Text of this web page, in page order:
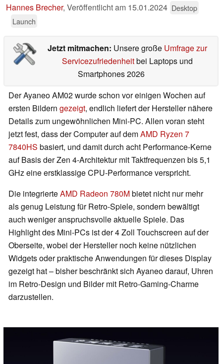
Hannes Brecher, Veröffentlicht am 15.01.2024 Desktop
Launch
Jetzt mitmachen: Unsere große Umfrage zur
Servicezufriedenheitbei Laptops und
Smartphones 2026
Der Ayaneo AM02 wurde schon vor einigen Wochen auf
ersten Bildern gezeigt, endlich liefert der Hersteller nähere
Details zum ungewöhnlichen Mini-PC. Allen voran steht
jetzt fest, dass der Computer auf demAMD Ryzen 7
7840HS basiert, und damit durch acht Performance-Kerne
auf Basis der Zen 4-Architektur mit Taktfrequenzen bis 5,1
GHz eine erstklassige CPU-Performance verspricht.
Die integrierteAMD Radeon 780Mbietet nicht nur mehr
als genug Leistung für Retro-Spiele, sondern bewältigt
auch weniger anspruchsvolle aktuelle Spiele. Das
Highlight des Mini-PCs ist der 4 Zoll Touchscreen auf der
Oberseite, wobei der Hersteller noch keine nützlichen
Widgets oder praktische Anwendungen für dieses Display
gezeigt hat – bisher beschränkt sich Ayaneo darauf, Uhren
im Retro-Design und Bilder mit Retro-Gaming-Charme
darzustellen.